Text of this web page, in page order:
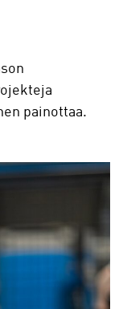
painottaa.